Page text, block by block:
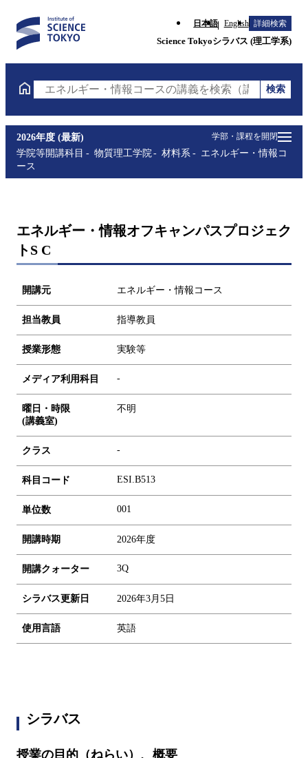
日本語 English 詳細検索
Science Tokyoシラバス (理工学系)
エネルギー・情報コースの講義を検索（講義名・科
検索
学部・課程を開閉
2026年度 (最新)
学院等開講科目
物質理工学院 材料系
エネルギー・情報コ
ース
エネルギー・情報オフキャンパスプロジェク
トS C
開講元 エネルギー・情報コース
担当教員 指導教員
授業形態 実験等
メディア利用科目 -
曜日・時限
(講義室)
不明
クラス -
科目コード ESI.B513
単位数 001
開講時期 2026年度
開講クォーター 3Q
シラバス更新日 2026年3月5日
使用言語 英語
シラバス
授業の目的（ねらい）、概要